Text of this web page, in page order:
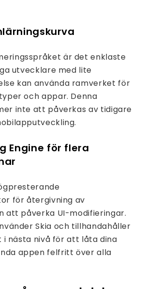
är det enklaste
utvecklare med lite
kan använda ramverket för
och appar. Denna
inte att påverkas av tidigare
Engine för flera
för återgivning av
att påverka UI-modifieringar.
Skia och tillhandahåller
nästa nivå för att låta dina
appen felfritt över alla